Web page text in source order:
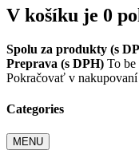
V košíku je 0
Spolu za produkty (s
Preprava (s DPH) To be
Pokračovať v nakupovaní
Categories
MENU